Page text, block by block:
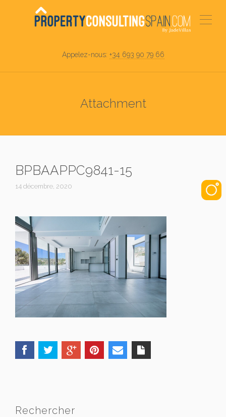
Appelez-nous: +34 693 90 79 66
Attachment
BPBAAPPC9841-15
14 décembre, 2020
Rechercher